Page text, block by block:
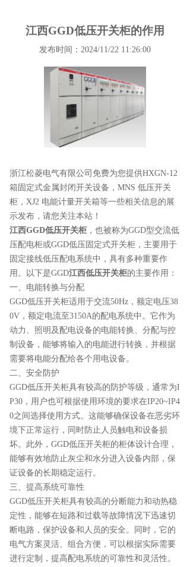
江西GGD低压开关柜的作用
发布时间：2024/11/22 11:26:00
浙江松菱电气有限公司免费为您提供HXGN-12
箱固定式金属封闭开关设备 ，MNS 低压开关
柜，XJ2 电能计量开关箱等一些相关信息的展
示发布，请您关注本站！
江西GGD低压开关柜 ，也被称为GGD型交流低
压配电柜或GGD低压固定式开关柜，主要用于
固定接线低压配电系统中，具有多种重要作
用。以下是GGD江西低压开关柜的主要作用：
一、电能转换与分配
GGD低压开关柜适用于交流50Hz，额定电压38
0V，额定电流至3150A的配电系统中。它作为
动力、照明及配电设备的电能转换、分配与控
制设备，能够将输入的电能进行转换，并根据
需要将电能分配给各个用电设备。
二、安全防护
GGD低压开关柜具有较高的防护等级，通常为I
P30，用户也可根据使用环境的要求在IP20~IP4
0之间选择使用方式。这能够确保设备在恶劣环
境下正常运行，同时防止人员触电和设备损
坏。此外，GGD低压开关柜的柜体设计合理，
能够有效地防止灰尘和水分进入设备内部，保
证设备的长期稳定运行。
三、提高系统可靠性
GGD低压开关柜具有较高的分断能力和动热稳
定性，能够在短路和过载等故障情况下迅速切
断电路，保护设备和人员的安全。同时，它的
电气方案灵活、组合方便，可以根据实际需要
进行定制，提高配电系统的可靠性和灵活性。